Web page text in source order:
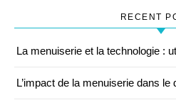
RECENT
La menuiserie et la technologie :
L’impact de la menuiserie dans le